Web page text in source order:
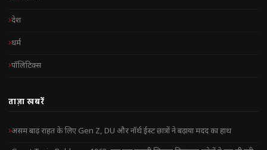
देश
धर्म
पॉलिटिक्स
ताज़ा खबरें
असम बाढ़ राहत के लिए Gen Z, DU और नॉर्थ ईस्ट छात्रों ने बढ़ाया मदद का हाथ